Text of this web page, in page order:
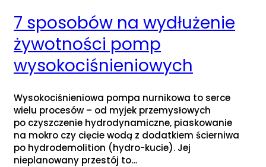
7 sposobów na wydłużenie
żywotności pomp
wysokociśnieniowych
Wysokociśnieniowa pompa nurnikowa to serce
wielu procesów – od myjek przemysłowych
po czyszczenie hydrodynamiczne, piaskowanie
na mokro czy cięcie wodą z dodatkiem ścierniwa
po hydrodemolition (hydro-kucie). Jej
nieplanowany przestój to…